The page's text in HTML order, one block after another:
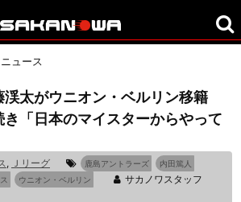
ュース
渓太がウニオン・ベルリン移籍
「日本のマイスターからやって
, Ｊリーグ 鹿島アントラーズ
内田篤人
ウニオン・ベルリン
サカノワスタッフ